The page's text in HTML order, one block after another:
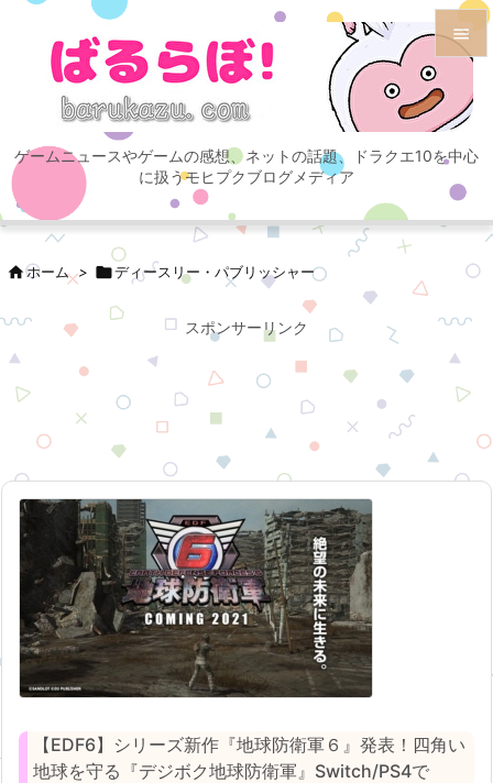
ゲームニュースやゲームの感想、ネットの話題、ドラクエ10を中心
に扱うモヒプクブログメディア

メニュ

サイド

次へ
検索
ホーム > ディースリー・パブリッシャー
スポンサーリンク
【EDF6】シリーズ新作『地球防衛軍６』発表！四角い
地球を守る『デジボク地球防衛軍』Switch/PS4で